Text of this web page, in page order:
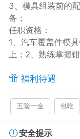
3、模具组装前的
备；
任职资格：
1、汽车覆盖件模
上；2、熟练掌握
福利待遇
五险一金 包吃
安全提示